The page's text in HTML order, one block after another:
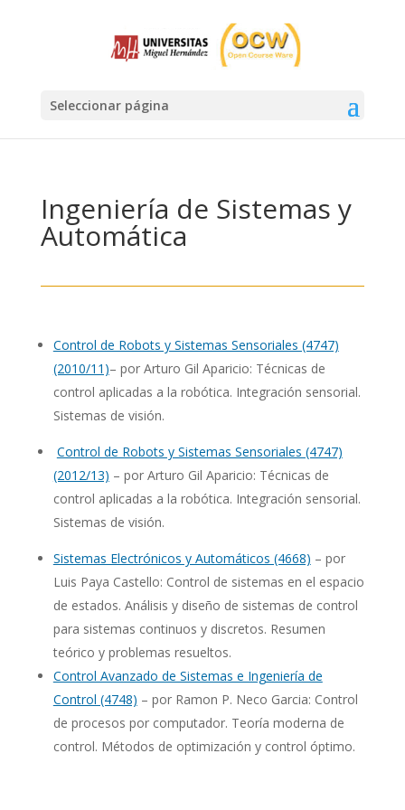
Seleccionar página
Ingeniería de Sistemas y
Automática
Control de Robots y Sistemas Sensoriales (4747)
(2010/11)– por Arturo Gil Aparicio: Técnicas de
control aplicadas a la robótica. Integración sensorial.
Sistemas de visión.
Control de Robots y Sistemas Sensoriales (4747)
(2012/13) – por Arturo Gil Aparicio: Técnicas de
control aplicadas a la robótica. Integración sensorial.
Sistemas de visión.
Sistemas Electrónicos y Automáticos (4668) – por
Luis Paya Castello: Control de sistemas en el espacio
de estados. Análisis y diseño de sistemas de control
para sistemas continuos y discretos. Resumen
teórico y problemas resueltos.
Control Avanzado de Sistemas e Ingeniería de
Control (4748) – por Ramon P. Neco Garcia: Control
de procesos por computador. Teoría moderna de
control. Métodos de optimización y control óptimo.